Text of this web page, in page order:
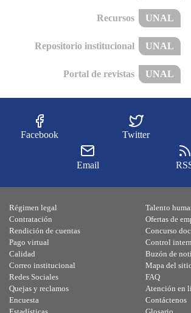
Recursos UNAL
Repositorio institucional UNAL
Portal de revistas UNAL
Facebook Twitter
Email
Régimen legal
Contratación
Rendición de cuentas
Pago virtual
Calidad
Talento
Ofertas de
Concurso
Control
Buzón de
Correo institucional
Redes Sociales
Quejas y reclamos
Encuesta
Mapa del
FAQ
Atención en
Contáctenos